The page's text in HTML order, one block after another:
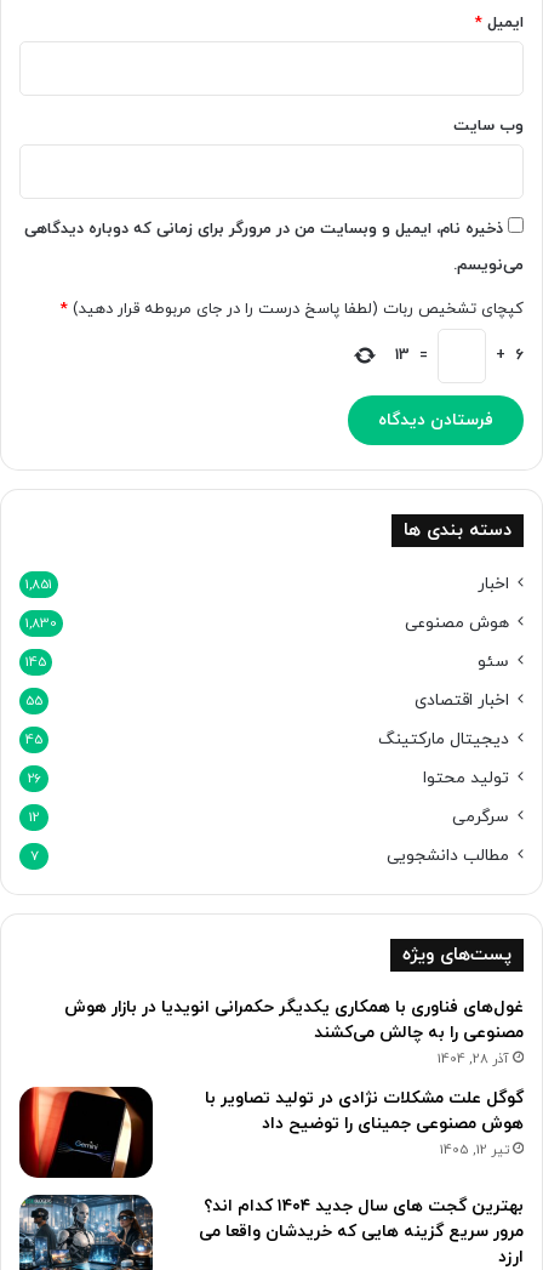
د
ت
ا
ا
ت
ظ
ر
ح
ق
خ
و
ه
د
ایمیل *
وب‌ سایت
ذخیره نام، ایمیل و وبسایت من در مرورگر برای زمانی که دوباره دیدگاهی
می‌نویسم.
کپچای تشخیص ربات (لطفا پاسخ درست را در جای مربوطه قرار دهید) *
6
+
=
13
دسته بندی ها
اخبار 1,851
هوش مصنوعی 1,830
سئو 145
اخبار اقتصادی 55
دیجیتال مارکتینگ 45
تولید محتوا 26
سرگرمی 12
مطالب دانشجویی 7
پست‌های ویژه
غول‌های فناوری با همکاری یکدیگر حکمرانی انویدیا در بازار هوش
مصنوعی را به چالش می‌کشند
آذر 28, 1404
گوگل علت مشکلات نژادی در تولید تصاویر با
هوش مصنوعی جمینای را توضیح داد
تیر 12, 1405
بهترین گجت های سال جدید ۱۴۰۴ کدام اند؟
مرور سریع گزینه هایی که خریدشان واقعا می
ارزد